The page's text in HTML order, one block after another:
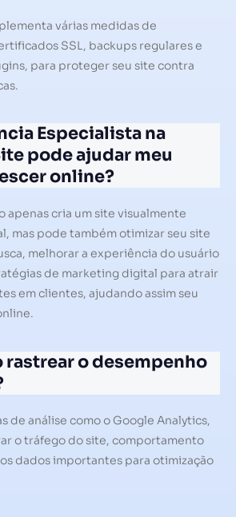
várias medidas de
SSL, backups regulares e
para proteger seu site contra
Especialista na
pode ajudar meu
online?
apenas cria um site visualmente
mas pode também otimizar seu site
melhorar a experiência do usuário
de marketing digital para atrair
em clientes, ajudando assim seu
rastrear o desempenho
de análise como o Google Analytics,
o tráfego do site, comportamento
dados importantes para otimização